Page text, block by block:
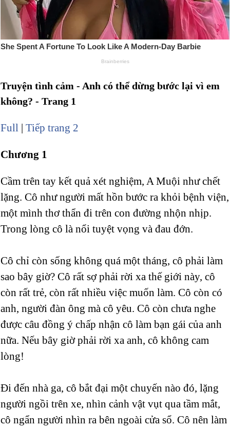
Truyện tình cảm - Anh có thể dừng bước lại vì em
không? - Trang 1
Full | Tiếp trang 2
Chương 1
Cầm trên tay kết quả xét nghiệm, A Muội như chết
lặng. Cô như người mất hồn bước ra khỏi bệnh viện,
một mình thơ thẩn đi trên con đường nhộn nhịp.
Trong lòng cô là nổi tuyệt vọng và đau đớn.
Cô chỉ còn sống không quá một tháng, cô phải làm
sao bây giờ? Cô rất sợ phải rời xa thế giới này, cô
còn rất trẻ, còn rất nhiều việc muốn làm. Cô còn có
anh, người đàn ông mà cô yêu. Cô còn chưa nghe
được câu đồng ý chấp nhận cô làm bạn gái của anh
nữa. Nếu bây giờ phải rời xa anh, cô không cam
lòng!
Đi đến nhà ga, cô bắt đại một chuyến nào đó, lặng
người ngồi trên xe, nhìn cảnh vật vụt qua tầm mắt,
cô ngẩn người nhìn ra bên ngoài cửa sổ. Cô nên làm